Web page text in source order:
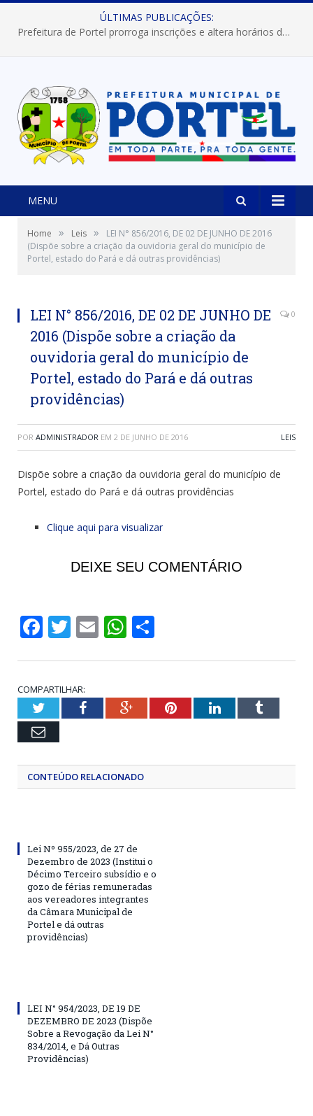
ÚLTIMAS PUBLICAÇÕES:
Prefeitura de Portel prorroga inscrições e altera horários dos concursos “Musa” e “Miss Mix Verão 2026”
MENU
Home » Leis »
LEI N° 856/2016, DE 02 DE JUNHO DE 2016
(Dispõe sobre a criação da ouvidoria geral do município de
Portel, estado do Pará e dá outras providências)
LEI N° 856/2016, DE 02 DE JUNHO DE
2016 (Dispõe sobre a criação da
ouvidoria geral do município de
Portel, estado do Pará e dá outras
providências)
0
POR ADMINISTRADOR EM 2 DE JUNHO DE 2016 LEIS
Dispõe sobre a criação da ouvidoria geral do município de
Portel, estado do Pará e dá outras providências
Clique aqui para visualizar
DEIXE SEU COMENTÁRIO
Facebook
Twitter
EmailWhatsApp
COMPARTILHAR:
TwitterFacebookGoogle+PinterestLinkedInTumblr
Email
CONTEÚDO RELACIONADO
Lei Nº 955/2023, de 27 de
Dezembro de 2023 (Institui o
Décimo Terceiro subsídio e o
gozo de férias remuneradas
aos vereadores integrantes
da Câmara Municipal de
Portel e dá outras
providências)
LEI N° 954/2023, DE 19 DE
DEZEMBRO DE 2023 (Dispõe
Sobre a Revogação da Lei N°
834/2014, e Dá Outras
Providências)